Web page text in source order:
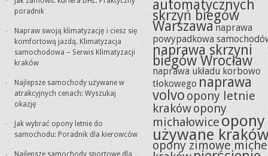
poradnik
Napraw swoją klimatyzację i ciesz się
komfortową jazdą. Klimatyzacja
samochodowa – Serwis Klimatyzacji
kraków
Najlepsze samochody używane w
atrakcyjnych cenach: Wyszukaj
okazję
Jak wybrać opony letnie do
samochodu: Poradnik dla kierowców
Najlepsze samochody sportowe dla
automatycznych
skrzyń biegów
Warszawa naprawa
powypadkowa
naprawa skrzyni
biegów Wrocław
naprawa układu korbowo
tłokowego naprawa
volvoopony letnie
krakówopony
michałowiceopony
używane
opony zimowe